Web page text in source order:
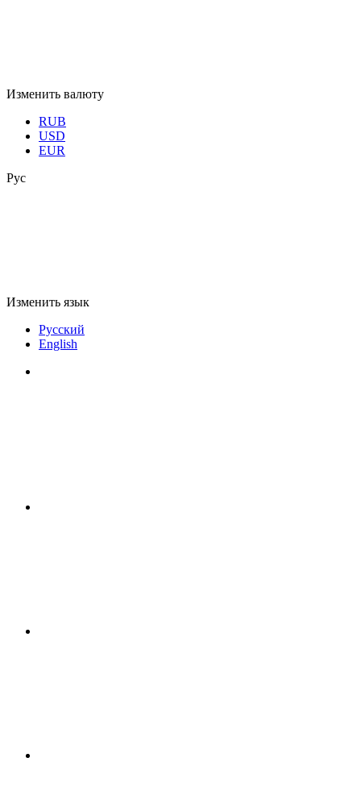
Изменить валюту
RUB
USD
EUR
Рус
Изменить язык
Русский
English